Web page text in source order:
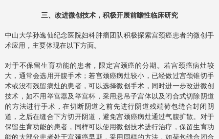
三、改进微创技术，积极开展前瞻性临床研究
中山大学孙逸仙纪念医院妇科肿瘤团队积极探索宫颈癌患者的微创手
术应用，主要体现在以下方面。
对于不保留生育功能的患者，限定宫颈癌的分期。若宫颈癌病灶较
大，通常会选用开腹手术；若宫颈癌病灶较小，已经做过宫颈锥切手
术或没有残留病灶的患者，可以选择微创手术，同时进一步改进微创
技术，如不用举宫器及举宫杯，采用悬吊子宫体以及闭合式切除阴道
的方法进行手术，在切断阴道之前先进行阴道残端荷包缝合封闭阴
道，之后在缝合下方切开阴道，避免宫颈癌病灶通过气腹扩散。对于
保留生育功能的患者，同样可以使用微创技术进行治疗，保留生育功
能的大部分患者处于宫颈癌早期，采用同样的方法，如荷包缝合闭合